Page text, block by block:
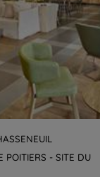
POITIERS - SITE DU